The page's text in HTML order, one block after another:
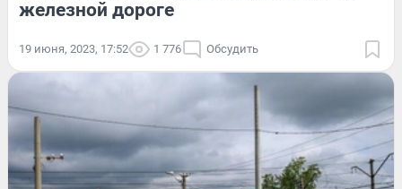
железной дороге
19 июня, 2023, 17:52 1 776 Обсудить